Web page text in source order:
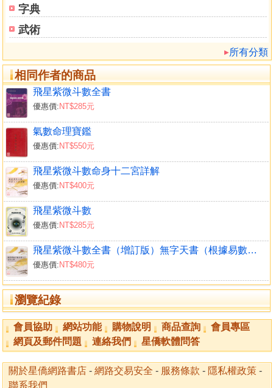
字典
武術
所有分類
相同作者的商品
飛星紫微斗數全書
優惠價: NT$285元
氣數命理寶鑑
優惠價: NT$550元
飛星紫微斗數命身十二宮詳解
優惠價: NT$400元
飛星紫微斗數
優惠價: NT$285元
飛星紫微斗數全書（增訂版）無字天書（根據易數觀察天下國家之治亂興衰）合集
優惠價: NT$480元
瀏覽紀錄
會員協助 網站功能 購物說明 商品查詢
會員專區
網頁及郵件問題
連絡我們 星僑軟體問答
關於星僑網路書店 - 網路交易安全 - 服務條款 - 隱私權政策 -
聯系我們